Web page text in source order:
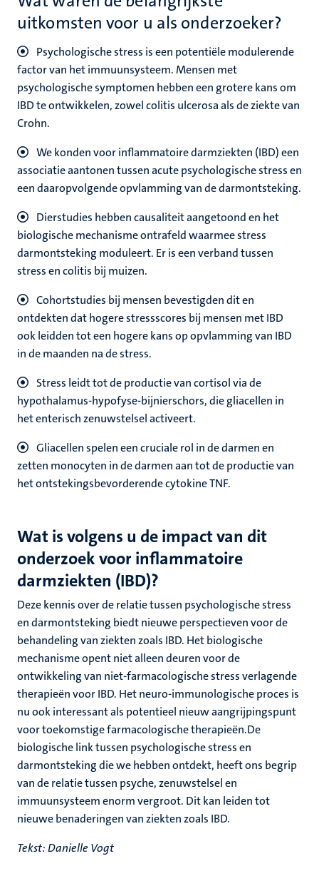
uitkomsten voor u als onderzoeker?
Psychologische stress is een potentiële modulerende
factor van het immuunsysteem. Mensen met
psychologische symptomen hebben een grotere kans om
IBD te ontwikkelen, zowel colitis ulcerosa als de ziekte van
Crohn.
We konden voor inflammatoire darmziekten (IBD) een
associatie aantonen tussen acute psychologische stress en
een daaropvolgende opvlamming van de darmontsteking.
Dierstudies hebben causaliteit aangetoond en het
biologische mechanisme ontrafeld waarmee stress
darmontsteking moduleert. Er is een verband tussen
stress en colitis bij muizen.
Cohortstudies bij mensen bevestigden dit en
ontdekten dat hogere stressscores bij mensen met IBD
ook leidden tot een hogere kans op opvlamming van IBD
in de maanden na de stress.
Stress leidt tot de productie van cortisol via de
hypothalamus-hypofyse-bijnierschors, die gliacellen in
het enterisch zenuwstelsel activeert.
Gliacellen spelen een cruciale rol in de darmen en
zetten monocyten in de darmen aan tot de productie van
het ontstekingsbevorderende cytokine TNF.
Wat is volgens u de impact van dit
onderzoek voor inflammatoire
darmziekten (IBD)?
Deze kennis over de relatie tussen psychologische stress
en darmontsteking biedt nieuwe perspectieven voor de
behandeling van ziekten zoals IBD. Het biologische
mechanisme opent niet alleen deuren voor de
ontwikkeling van niet-farmacologische stress verlagende
therapieën voor IBD. Het neuro-immunologische proces is
nu ook interessant als potentieel nieuw aangrijpingspunt
voor toekomstige farmacologische therapieën.De
biologische link tussen psychologische stress en
darmontsteking die we hebben ontdekt, heeft ons begrip
van de relatie tussen psyche, zenuwstelsel en
immuunsysteem enorm vergroot. Dit kan leiden tot
nieuwe benaderingen van ziekten zoals IBD.
Tekst: Danielle Vogt